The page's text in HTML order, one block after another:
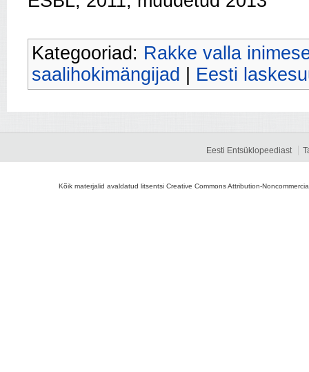
Kategooriad: Rakke valla
saalihokimängijad
Eesti
Eesti Entsüklopeediast
Kõik materjalid avaldatud litsentsi Creative Commons Attribution-